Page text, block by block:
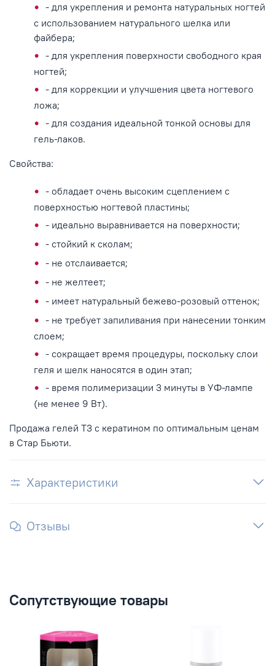
- для укрепления и ремонта натуральных ногтей
с использованием натурального шелка или
файбера;
- для укрепления поверхности свободного края
ногтей;
- для коррекции и улучшения цвета ногтевого
ложа;
- для создания идеальной тонкой основы для
гель-лаков.
Свойства:
- обладает очень высоким сцеплением с
поверхностью ногтевой пластины;
- идеально выравнивается на поверхности;
- стойкий к сколам;
- не отслаивается;
- не желтеет;
- имеет натуральный бежево-розовый оттенок;
- не требует запиливания при нанесении тонким
слоем;
- сокращает время процедуры, поскольку слои
геля и шелк наносятся в один этап;
- время полимеризации 3 минуты в УФ-лампе
(не менее 9 Вт).
Продажа гелей Т3 с кератином по оптимальным ценам
в Стар Бьюти.
Характеристики
Отзывы
Сопутствующие товары